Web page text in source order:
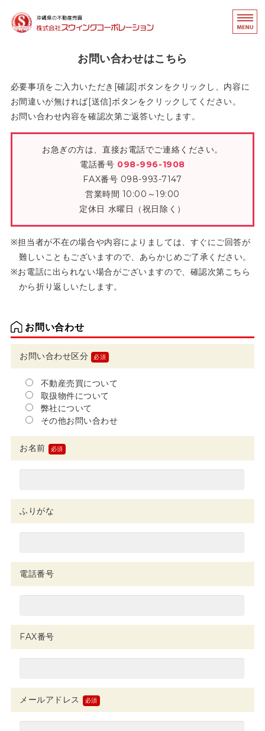
沖縄県の不動産売買
事業内容
取扱物件
会社概要・アクセス
お問い合わせはこちら
必要事項をご入力いただき[確認]ボタンをクリックし、内容に
お間違いが無ければ[送信]ボタンをクリックしてください。
お問い合わせ内容を確認次第ご返答いたします。
お急ぎの方は、直接お電話でご連絡ください。
電話番号 098-996-1908
FAX番号 098-993-7147
営業時間 10:00～19:00
定休日 水曜日（祝日除く）
担当者が不在の場合や内容によりましては、すぐにご回答が
難しいこともございますので、あらかじめご了承ください。
お電話に出られない場合がございますので、確認次第こちら
から折り返しいたします。
お問い合わせ
お問い合わせ区分
不動産売買について
取扱物件について
弊社について
その他お問い合わせ
お名前
ふりがな
電話番号
FAX番号
メールアドレス